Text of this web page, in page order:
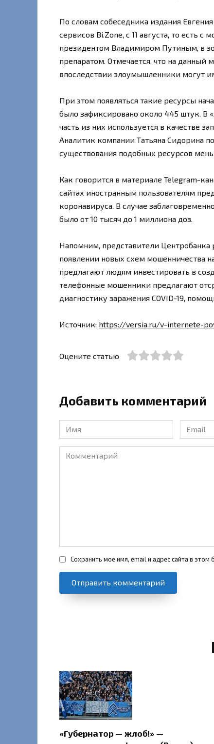
По словам собеседника издания
сервисов Bi.Zone, с 11 августа, то есть
президентом Владимиром Путиным, в
препаратом. Отмечается, что на
впоследствии злоумышленники могут
При этом появляться такие ресурсы
было зафиксировано около 445 штук. В
часть из них используется в качестве
Аналитик компании Татьяна Сидорина
существования подобных ресурсов
Как говорится в материале Telegram-
сайтах иностранным пользователям
коронавируса. В случае
было от 10 тысяч до 1 миллиона доз.
Напомним, представители
появлении новых схем мошенничества
предлагают людям инвестировать в
телефонные мошенники предлагают
диагностику заражения COVID-19,
Источник: https://versia.ru/v-internete-
Оцените статью
Добавить комментарий
Имя
*
Email
*
Комментарий
Сохранить моё имя, email и адрес сайта в
«Губернатор — жлоб!» —